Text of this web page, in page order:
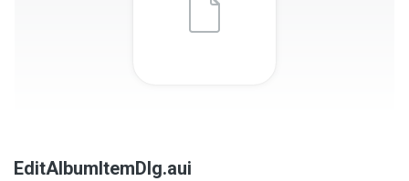
EditAlbumItemDlg.aui